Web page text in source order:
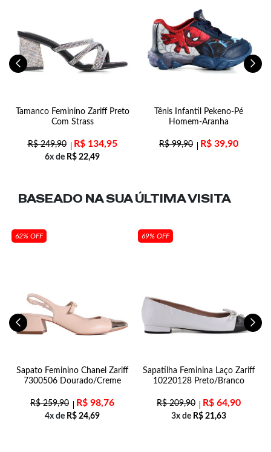
Tamanco Feminino Zariff Preto
Com Strass
R$249,90 R$134,95
6x de R$ 22,49
Tênis Infantil Pekeno-Pé
Homem-Aranha
R$99,90 R$ 39,90
BASEADO NA SUAÚLTIMA VISITA
62% OFF
Sapato Feminino Chanel Zariff
7300506 Dourado/Creme
R$259,90 R$ 98,76
4x de R$ 24,69
69% OFF
Sapatilha Feminina Laço Zariff
10220128 Preto/Branco
R$209,90 R$ 64,90
3x de R$ 21,63